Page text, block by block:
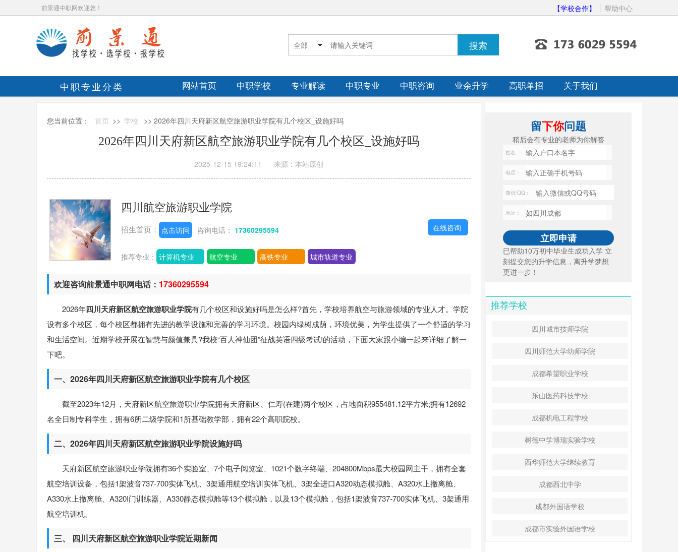
前景通中职网欢迎您！ 【学校合作】 帮助中心
中职专业分类 网站首页 中职学校 专业解读 中职专业 中职咨询 业余升学 高职单招 关于我们
您当前位置： 首页 >> 学校 >> 2026年四川天府新区航空旅游职业学院有几个校区_设施好吗
2026年四川天府新区航空旅游职业学院有几个校区_设施好吗
2025-12-15 19:24:11 来源：本站原创
四川航空旅游职业学院
招生首页： 点击访问 咨询电话： 17360295594
推荐专业： 计算机专业 航空专业 高铁专业 城市轨道专业
在线咨询
欢迎咨询前景通中职网电话： 17360295594
2026年四川天府新区航空旅游职业学院有几个校区和设施好吗是怎么样?首先，学校培养航空与旅游领域的专业人才。学院
设有多个校区，每个校区都拥有先进的教学设施和完善的学习环境。校园内绿树成荫，环境优美，为学生提供了一个舒适的学习
和生活空间。近期学校开展在智慧与颜值兼具?我校“百人神仙团”征战英语四级考试!的活动，下面大家跟小编一起来详细了解一
下吧。
一、2026年四川天府新区航空旅游职业学院有几个校区
截至2023年12月，天府新区航空旅游职业学院拥有天府新区、仁寿(在建)两个校区，占地面积955481.12平方米;拥有12692
名全日制专科学生，拥有6所二级学院和1所基础教学部，拥有22个高职院校。
二、2026年四川天府新区航空旅游职业学院设施好吗
天府新区航空旅游职业学院拥有36个实验室、7个电子阅览室、1021个数字终端、204800Mbps最大校园网主干，拥有全套
航空培训设备，包括1架波音737-700实体飞机、3架通用航空培训实体飞机、3架全进口A320动态模拟舱、A320水上撤离舱、
A330水上撤离舱、A320I门训练器、A330静态模拟舱等13个模拟舱，以及13个模拟舱，包括1架波音737-700实体飞机、3架通用
航空培训机。
三、 四川天府新区航空旅游职业学院近期新闻
留下你问题
稍后会有专业的老师为你解答
姓名：
电话：
微信/QQ：
地址：
已帮助10万初中毕业生成功入学 立
刻提交您的升学信息，离升学梦想
更进一步！
推荐学校
四川城市技师学院
四川师范大学幼师学院
成都希望职业学校
乐山医药科技学校
成都机电工程学校
树德中学博瑞实验学校
西华师范大学继续教育
成都西北中学
成都外国语学校
成都市实验外国语学校